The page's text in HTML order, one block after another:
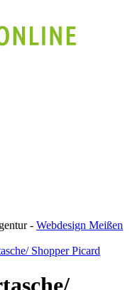
- Webdesign Meißen
Shopper Picard